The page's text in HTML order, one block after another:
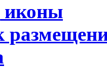
иконы